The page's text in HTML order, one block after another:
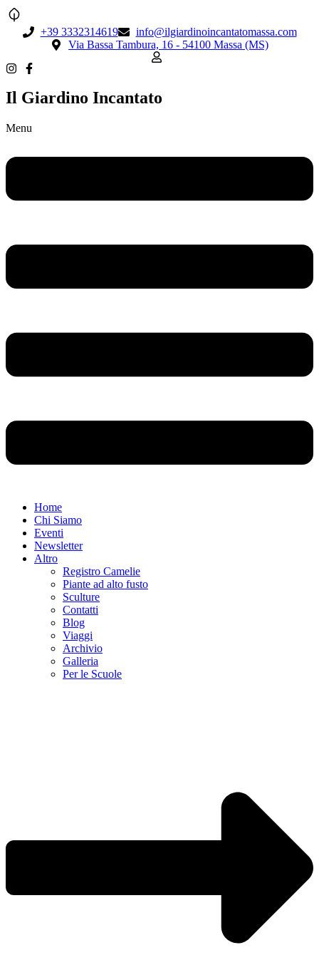
+39 3332314619
info@ilgiardinoincantatomassa.com
Via Bassa Tambura, 16 - 54100 Massa (MS)
Il Giardino Incantato
Menu
Home
Chi Siamo
Eventi
Newsletter
Altro
Registro Camelie
Piante ad alto fusto
Sculture
Contatti
Blog
Viaggi
Archivio
Galleria
Per le Scuole